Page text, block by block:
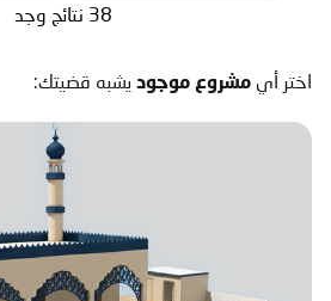
38 نتائج وجد
اختر أي مشروع موجود يشبه قضيتك: